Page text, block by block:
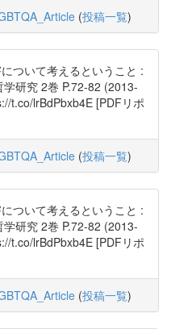
(投稿一覧)
ついて考えるということ :
研究 2巻 P.72-82 (2013-
t.co/lrBdPbxb4E [PDFリポ
(投稿一覧)
ついて考えるということ :
研究 2巻 P.72-82 (2013-
t.co/lrBdPbxb4E [PDFリポ
(投稿一覧)